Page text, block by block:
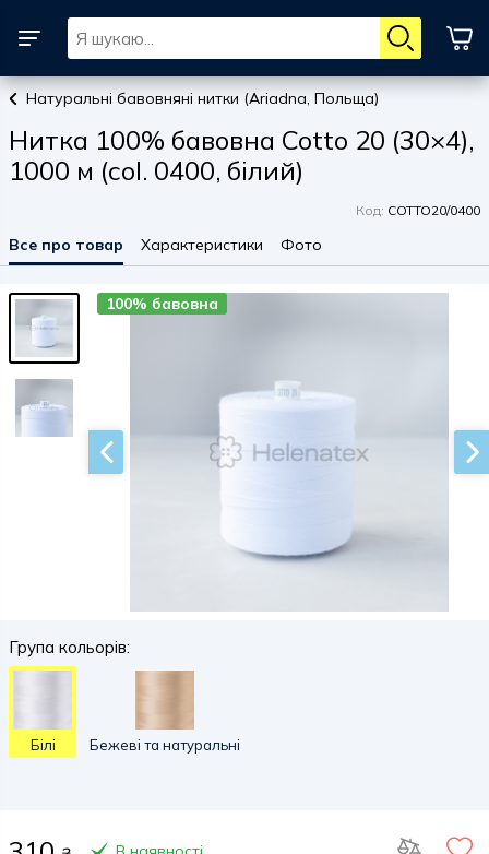
Натуральні бавовняні нитки (Ariadna, Польща)
Нитка 100% бавовна Cotto 20 (30×4),
1000 м (col. 0400, білий)
Код: COTTO20/0400
Все про товар Характеристики Фото
100% бавовна
100% бавовна
Група кольорів:
Білі Бежеві та натуральні